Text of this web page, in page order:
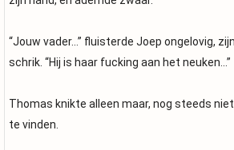
“Jouw vader…” fluisterde Joep ongelovig,
schrik. “Hij is haar fucking aan het neuken…”
Thomas knikte alleen maar, nog steeds
te vinden.